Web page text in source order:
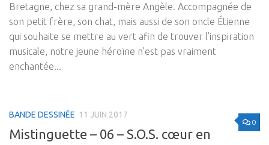
Bretagne, chez sa grand-mère Angèle. Accompagnée de
son petit frère, son chat, mais aussi de son oncle Étienne
qui souhaite se mettre au vert afin de trouver l’inspiration
musicale, notre jeune héroïne n’est pas vraiment
enchantée...
0
BANDE DESSINÉE 11 JUIN 2017
Mistinguette – 06 – S.O.S. cœur en